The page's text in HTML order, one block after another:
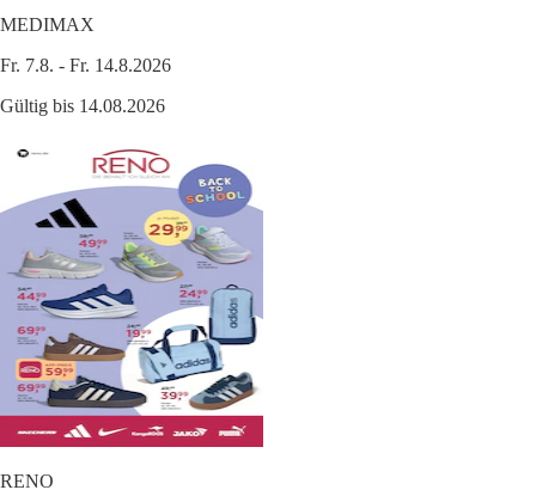
MEDIMAX
Fr. 7.8. - Fr. 14.8.2026
Gültig bis 14.08.2026
RENO